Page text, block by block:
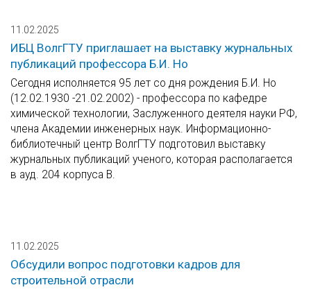
11.02.2025
ИБЦ ВолгГТУ приглашает на выставку журнальных
публикаций профессора Б.И. Но
Сегодня исполняется 95 лет со дня рождения Б.И. Но
(12.02.1930 -21.02.2002) - профессора по кафедре
химической технологии, Заслуженного деятеля науки РФ,
члена Академии инженерных наук. Информационно-
библиотечный центр ВолгГТУ подготовил выставку
журнальных публикаций ученого, которая располагается
в ауд. 204 корпуса В.
11.02.2025
Обсудили вопрос подготовки кадров для
строительной отрасли